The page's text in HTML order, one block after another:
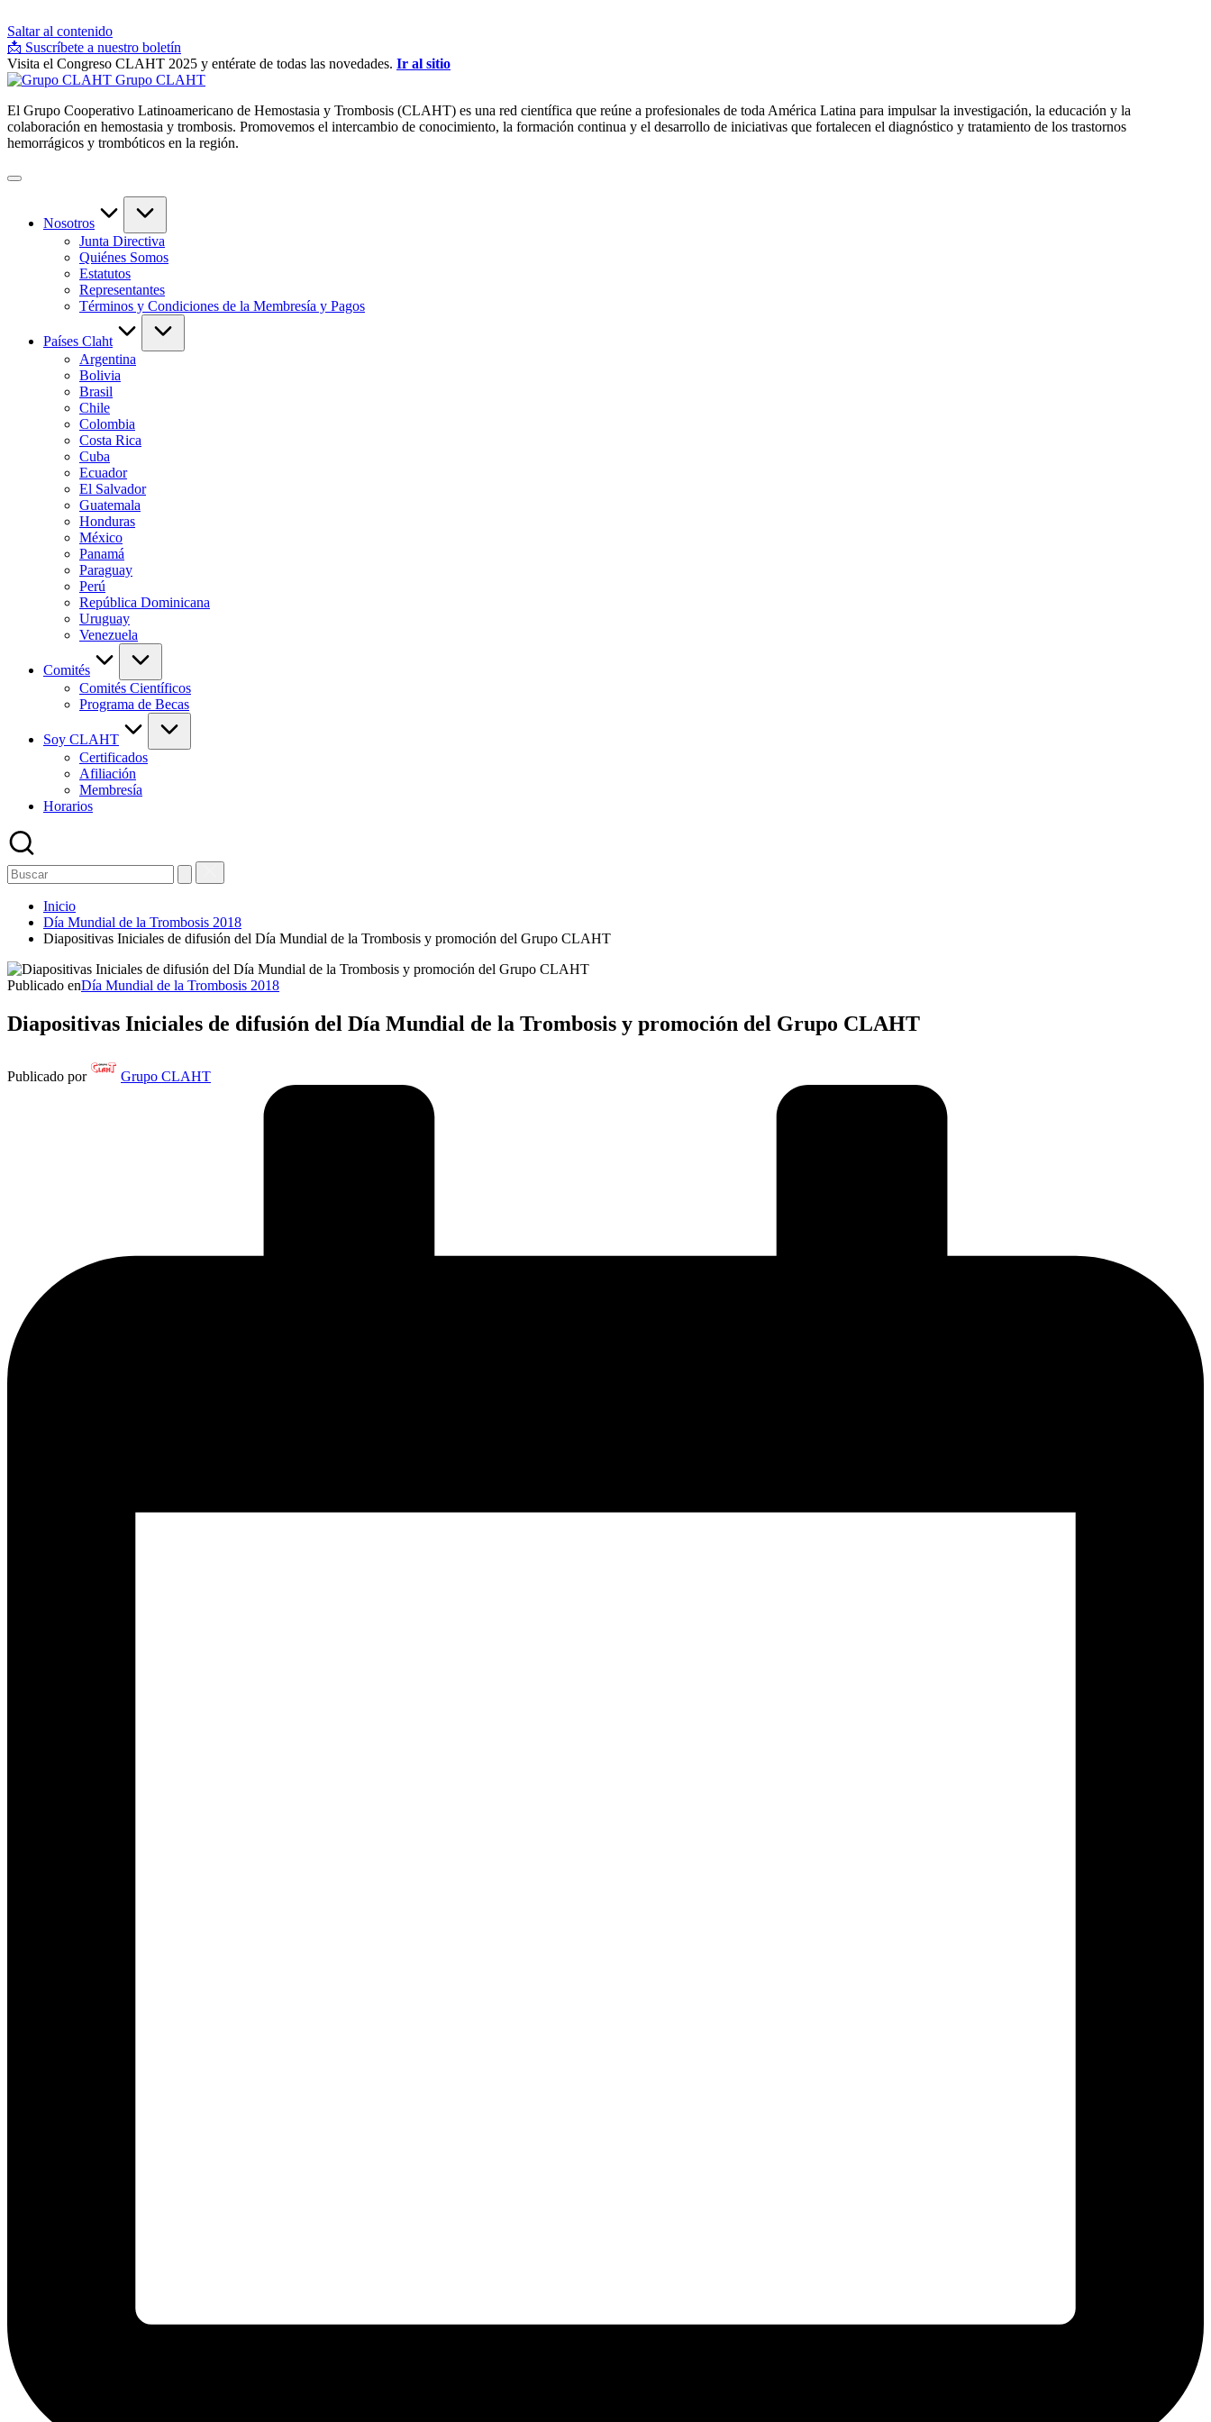
Saltar al contenido
📩 Suscríbete a nuestro boletín
Visita el Congreso CLAHT 2025 y entérate de todas las novedades. Ir al sitio
Grupo CLAHT
El Grupo Cooperativo Latinoamericano de Hemostasia y Trombosis (CLAHT) es una red científica que reúne a profesionales de toda América Latina para impulsar la investigación, la educación y la
colaboración en hemostasia y trombosis. Promovemos el intercambio de conocimiento, la formación continua y el desarrollo de iniciativas que fortalecen el diagnóstico y tratamiento de los trastornos
hemorrágicos y trombóticos en la región.
Nosotros
Junta Directiva
Quiénes Somos
Estatutos
Representantes
Términos y Condiciones de la Membresía y Pagos
Países Claht
Argentina
Bolivia
Brasil
Chile
Colombia
Costa Rica
Cuba
Ecuador
El Salvador
Guatemala
Honduras
México
Panamá
Paraguay
Perú
República Dominicana
Uruguay
Venezuela
Comités
Comités Científicos
Programa de Becas
Soy CLAHT
Certificados
Afiliación
Membresía
Horarios
Inicio
Día Mundial de la Trombosis 2018
Diapositivas Iniciales de difusión del Día Mundial de la Trombosis y promoción del Grupo CLAHT
Publicado enDía Mundial de la Trombosis 2018
Diapositivas Iniciales de difusión del Día Mundial de la Trombosis y promoción del Grupo CLAHT
Publicado por Grupo CLAHT